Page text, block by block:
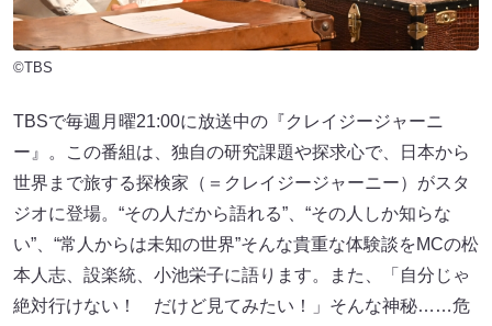
©TBS
TBSで毎週月曜21:00に放送中の『クレイジージャーニ
ー』。この番組は、独自の研究課題や探求心で、日本から
世界まで旅する探検家（＝クレイジージャーニー）がスタ
ジオに登場。“その人だから語れる”、“その人しか知らな
い”、“常人からは未知の世界”そんな貴重な体験談をMCの松
本人志、設楽統、小池栄子に語ります。また、「自分じゃ
絶対行けない！ だけど見てみたい！」そんな神秘……危